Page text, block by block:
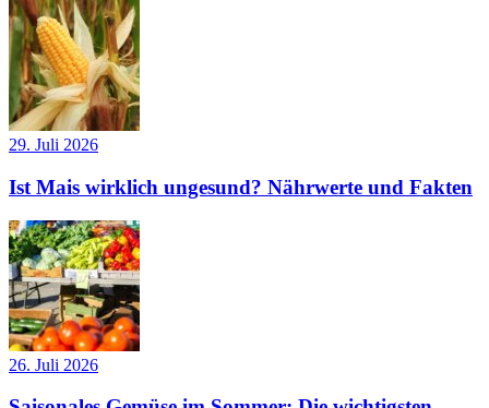
29. Juli 2026
Ist Mais wirklich ungesund? Nährwerte und Fakten
26. Juli 2026